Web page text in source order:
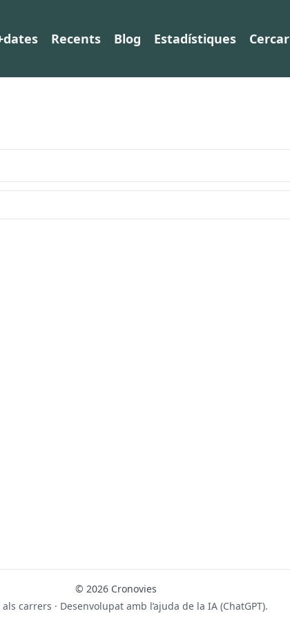
Recents Blog Estadístiques Cercar
© 2026 Cronovies
carrers · Desenvolupat amb l’ajuda de la IA (ChatGPT).